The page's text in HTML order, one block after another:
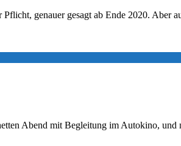
genauer gesagt ab Ende 2020. Aber
Abend mit Begleitung im Autokino, und